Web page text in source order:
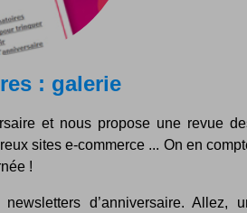
: galerie
et nous propose une revue
sites e-commerce ... On en
!
d’anniversaire. Allez,